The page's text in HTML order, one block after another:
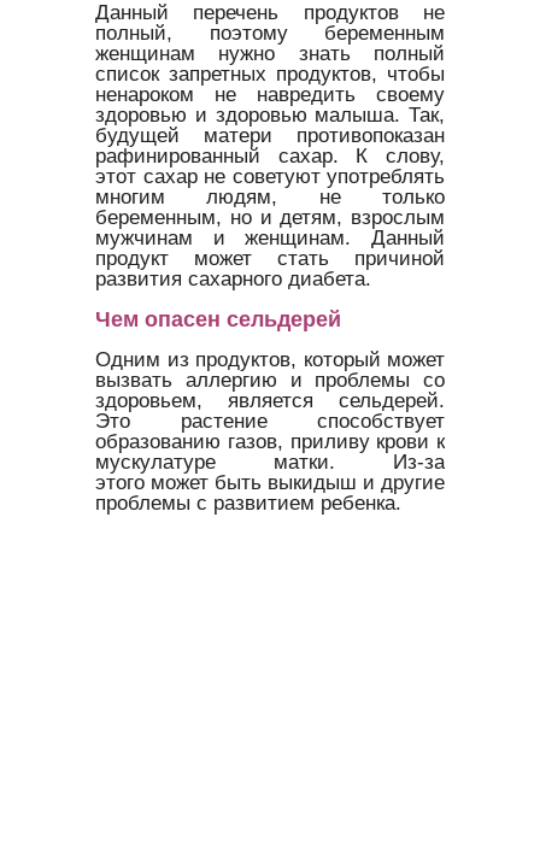
Данный перечень продуктов не
полный, поэтому беременным
женщинам нужно знать полный
список запретных продуктов, чтобы
ненароком не навредить своему
здоровью и здоровью малыша. Так,
будущей матери противопоказан
рафинированный сахар. К слову,
этот сахар не советуют употреблять
многим людям, не только
беременным, но и детям, взрослым
мужчинам и женщинам. Данный
продукт может стать причиной
развития сахарного диабета.
Чем опасен сельдерей
Одним из продуктов, который может
вызвать аллергию и проблемы со
здоровьем, является сельдерей.
Это растение способствует
образованию газов, приливу крови к
мускулатуре матки. Из-за
этого может быть выкидыш и другие
проблемы с развитием ребенка.